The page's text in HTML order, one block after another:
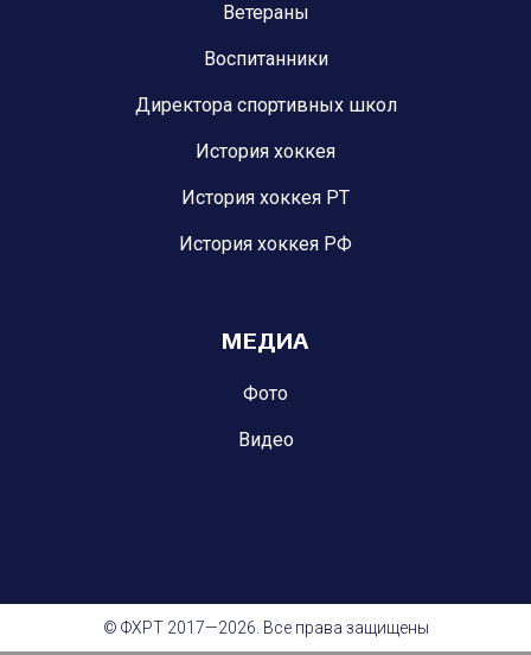
Ветераны
Воспитанники
Директора спортивных школ
История хоккея
История хоккея РТ
История хоккея РФ
МЕДИА
Фото
Видео
© ФХРТ 2017—2026. Все права защищены